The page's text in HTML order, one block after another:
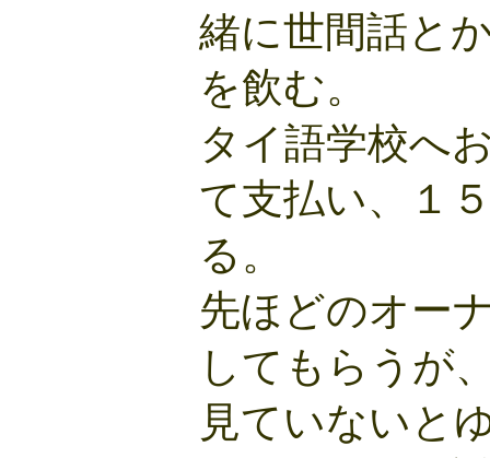
緒に世間話と
を飲む。
タイ語学校へ
て支払い、１
る。
先ほどのオー
してもらうが
見ていないと